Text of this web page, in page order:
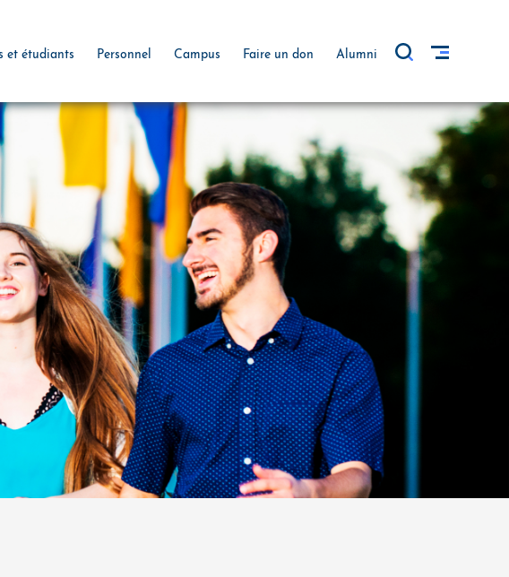
et étudiants Personnel Campus Faire un don Alumni